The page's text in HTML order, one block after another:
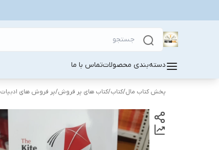
دسته‌بندی محصولاتتماس با ما
پخش کتاب مال/کتاب/کتاب های پر فروش/پر فروش های ادبیات